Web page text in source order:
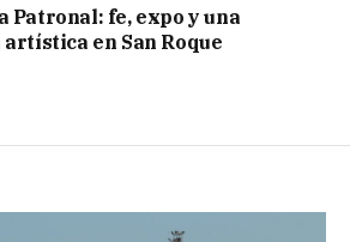
Patronal: fe, expo y una
en San Roque